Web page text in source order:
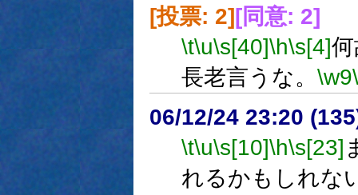
[投票: 2][同意: 2]
\t\u\s[40]\h\s[4]
長老言うな。 \w9
06/12/24 23:20
\t\u\s[10]\h\s[23]
れるかもしれな